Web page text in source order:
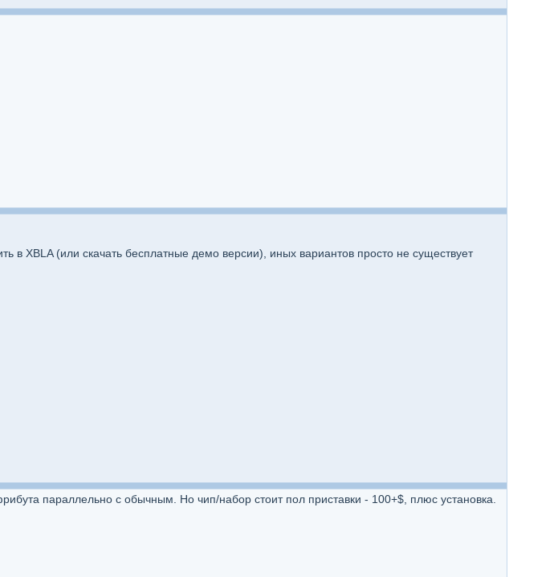
в XBLA (или скачать бесплатные демо версии), иных вариантов просто не существует
параллельно с обычным. Но чип/набор стоит пол приставки - 100+$, плюс установка.